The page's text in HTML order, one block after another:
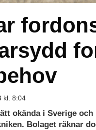
kl. 8:04
okända i Sverige
Bolaget räknar